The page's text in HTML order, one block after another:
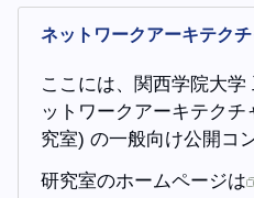
ネットワークアーキテク
ここには、関西学院大
ットワークアーキテク
究室) の一般向け公開コ
研究室のホームページは